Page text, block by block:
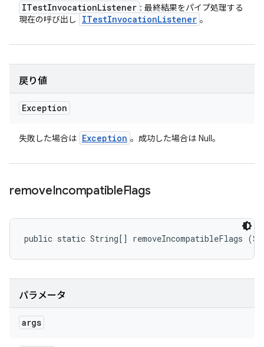
ITestInvocationListener : 最終結果をパイプ処理する
現在の呼び出し
ITestInvocationListener 。
戻り値
Exception
失敗した場合は Exception 。成功した場合は Null。
removeIncompatibleFlags
public static String[] removeIncompatibleFlags
パラメータ
args